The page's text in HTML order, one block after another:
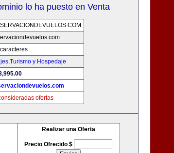
lo ha puesto en Venta
y Hospedaje
ofertas
Realizar una Oferta
Precio Ofrecido $